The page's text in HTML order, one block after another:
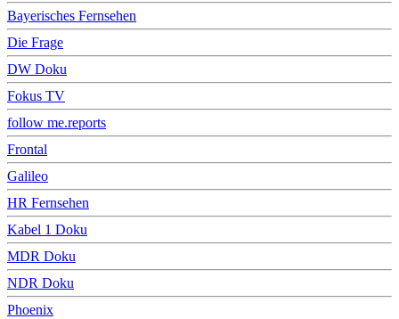
Bayerisches Fernsehen
Die Frage
DW Doku
Fokus TV
follow me.reports
Frontal
Galileo
HR Fernsehen
Kabel 1 Doku
MDR Doku
NDR Doku
Phoenix